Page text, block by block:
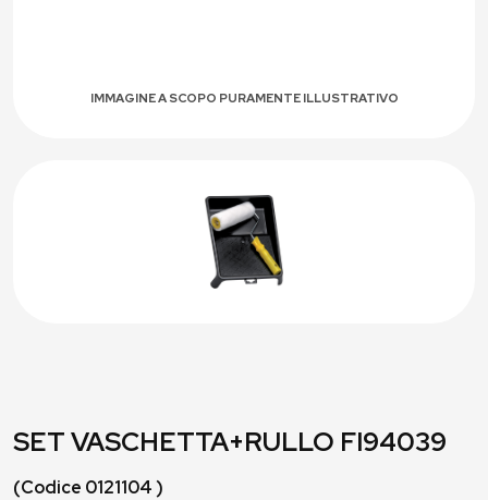
IMMAGINE A SCOPO PURAMENTE ILLUSTRATIVO
SET VASCHETTA+RULLO FI94039
(Codice 0121104 )